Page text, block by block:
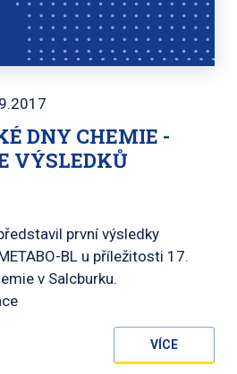
DNY CHEMIE -
VÝSLEDKŮ
první výsledky
BL u příležitosti 17.
v Salcburku.
VÍCE